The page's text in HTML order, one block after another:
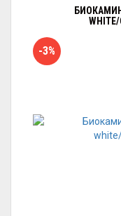
БИОКАМИН
WHITE/
-3%